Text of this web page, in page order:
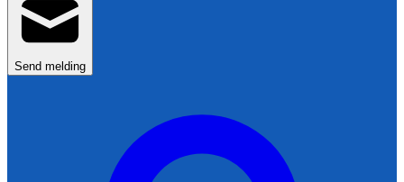
Send melding